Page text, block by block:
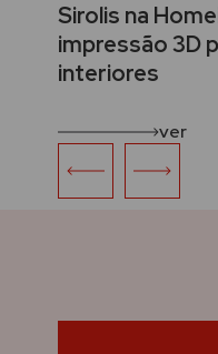
Sirolis na
impressão 3D
interiores
ver